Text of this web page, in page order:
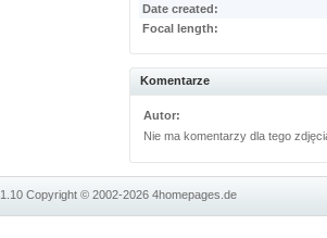
Date created:
Focal length:
Komentarze
Autor:
Nie ma komentarzy dla tego
1.10Copyright © 2002-20264homepages.de